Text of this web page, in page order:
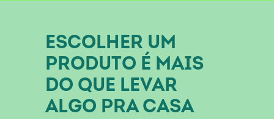
ESCOLHER UM
PRODUTO É MAIS
DO QUE LEVAR
ALGO PRA CASA